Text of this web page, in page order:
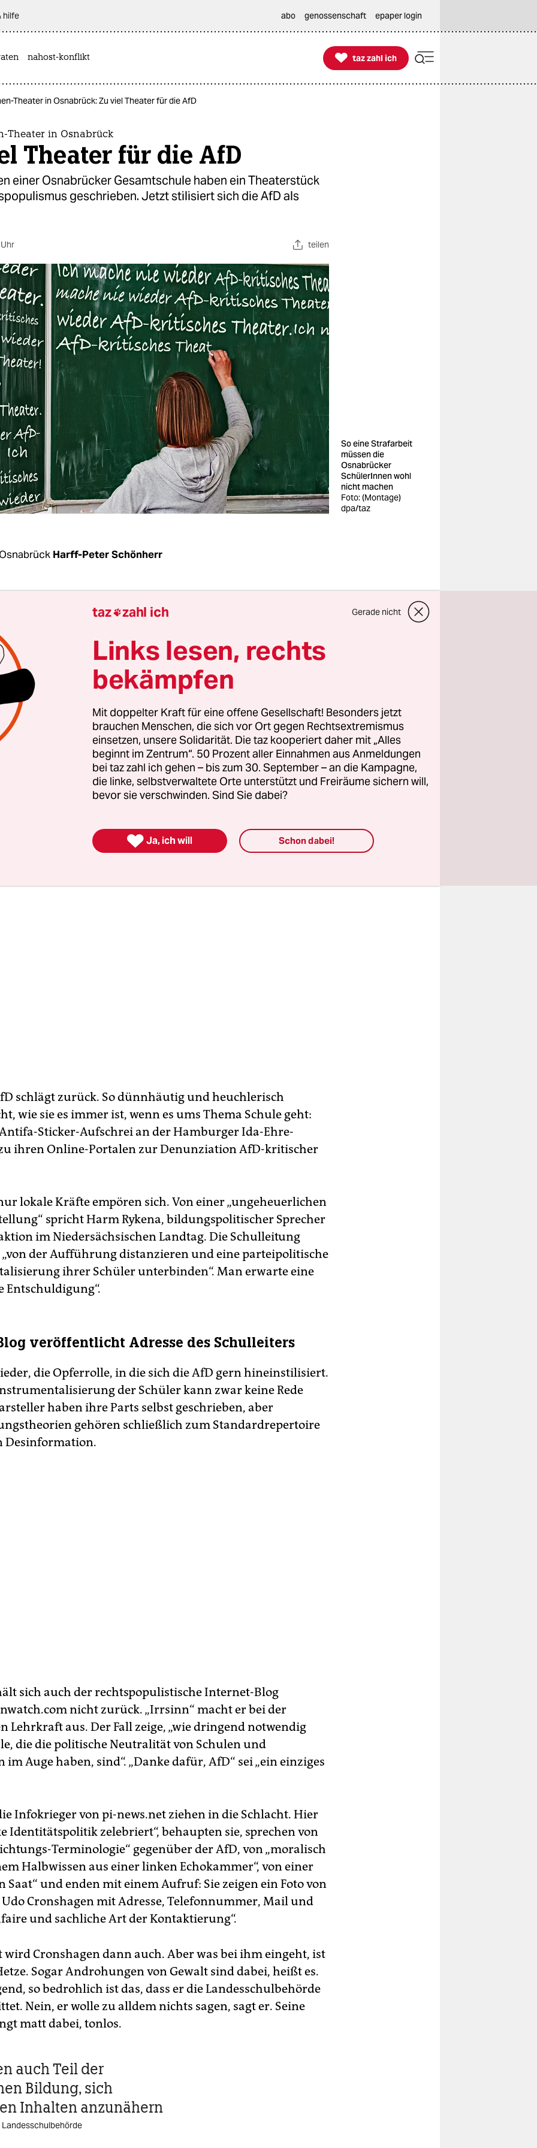
hilfe abo genossenschaft epaper login
nahost-konflikt 
taz zahl ich
taz zahl ich
Theater in Osnabrück: Zu viel Theater für die AfD
Theater in Osnabrück
Theater für die AfD
einer Osnabrücker Gesamtschule haben ein Theaterstück
geschrieben. Jetzt stilisiert sich die AfD als
teilen
So eine Strafarbeit
müssen die
Osnabrücker
SchülerInnen wohl
nicht machen
Foto: (Montage)
dpa/taz
Harff-Peter Schönherr
muss nicht lang sein, um Wirkung zu zeigen. Es muss
Zuschauer haben, nicht von Profis gespielt sein. Es
Herzblut und ein zündendes Thema. 45 Minuten kurz ist
AfD“, nur 70 Zuschauer kamen zu seinen drei
Alle Darsteller waren Laien. Aber die Schockwelle, die
hat, ist gewaltig.
Mai an der Osnabrücker Gesamtschule Schinkel:
11. Jahrgangs führen ein „Dokumentendrama“ auf, ein
und Fremdenhass – Tweets und Zitate (nicht
koppeln sie mit eigenen Gedanken. Station auf Station
Zuschauer dabei durch ihre Schule. Eine schonungslose
Wie gut ihre Treffer liegen, zeigt die Hölle, die kurz darauf
schlägt zurück. So dünnhäutig und heuchlerisch
wie sie es immer ist, wenn es ums Thema Schule geht:
Sticker-Aufschrei an der Hamburger Ida-Ehre-
ihren Online-Portalen zur Denunziation AfD-kritischer
lokale Kräfte empören sich. Von einer „ungeheuerlichen
spricht Harm Rykena, bildungspolitischer Sprecher
im Niedersächsischen Landtag. Die Schulleitung
„von der Aufführung distanzieren und eine parteipolitische
ihrer Schüler unterbinden“. Man erwarte eine
Entschuldigung“.
veröffentlicht Adresse des Schulleiters
die Opferrolle, in die sich die AfD gern hineinstilisiert.
der Schüler kann zwar keine Rede
haben ihre Parts selbst geschrieben, aber
gehören schließlich zum Standardrepertoire
Desinformation.
sich auch der rechtspopulistische Internet-Blog
nicht zurück. „Irrsinn“ macht er bei der
Lehrkraft aus. Der Fall zeige, „wie dringend notwendig
die die politische Neutralität von Schulen und
Auge haben, sind“. „Danke dafür, AfD“ sei „ein einziges
Infokrieger von pi-news.net ziehen in die Schlacht. Hier
Identitätspolitik zelebriert“, behaupten sie, sprechen von
Terminologie“ gegenüber der AfD, von „moralisch
Halbwissen aus einer linken Echokammer“, von einer
Saat“ und enden mit einem Aufruf: Sie zeigen ein Foto von
Cronshagen mit Adresse, Telefonnummer, Mail und
und sachliche Art der Kontaktierung“.
Cronshagen dann auch. Aber was bei ihm eingeht, ist
Sogar Androhungen von Gewalt sind dabei, heißt es.
so bedrohlich ist das, dass er die Landesschulbehörde
Nein, er wolle zu alldem nichts sagen, sagt er. Seine
matt dabei, tonlos.
auch Teil der
Bildung, sich
Inhalten anzunähern
Landesschulbehörde
taz zahl ich Gerade nicht
Links lesen, rechts
bekämpfen
Mit doppelter Kraft für eine offene Gesellschaft! Besonders jetzt
brauchen Menschen, die sich vor Ort gegen Rechtsextremismus
einsetzen, unsere Solidarität. Die taz kooperiert daher mit „Alles
beginnt im Zentrum“. 50 Prozent aller Einnahmen aus Anmeldungen
bei taz zahl ich gehen – bis zum 30. September – an die Kampagne,
die linke, selbstverwaltete Orte unterstützt und Freiräume sichern will,
bevor sie verschwinden. Sind Sie dabei?
 Ja, ich will Schon dabei!